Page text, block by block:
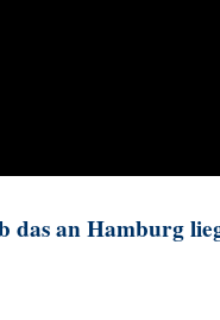
das an Hamburg